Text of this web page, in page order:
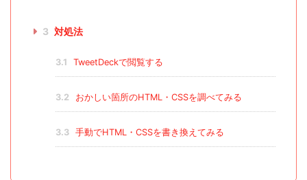
3 対処法
3.1 TweetDeckで閲覧する
3.2 おかしい箇所のHTML・CSSを調べてみる
3.3 手動でHTML・CSSを書き換えてみる